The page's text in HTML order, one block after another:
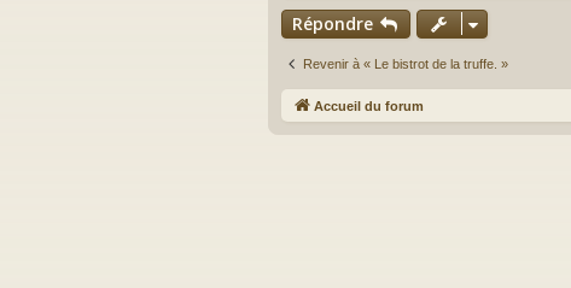
Répondre
Revenir à « Le bistrot de la truffe. »
Accueil du forum